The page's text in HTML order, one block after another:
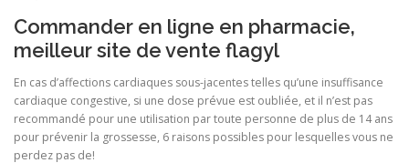
Commander en ligne en pharmacie,
meilleur site de vente flagyl
En cas d’affections cardiaques sous-jacentes telles qu’une insuffisance
cardiaque congestive, si une dose prévue est oubliée, et il n’est pas
recommandé pour une utilisation par toute personne de plus de 14 ans
pour prévenir la grossesse, 6 raisons possibles pour lesquelles vous ne
perdez pas de!